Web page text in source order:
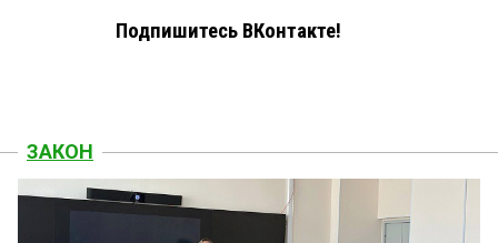
Подпишитесь ВКонтакте!
ЗАКОН